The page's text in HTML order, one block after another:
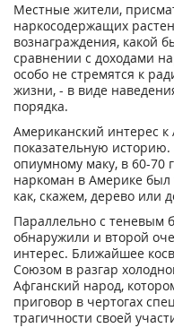
Местные жители,
наркосодержащих
вознаграждения, какой
сравнении с доходами
особо не стремятся к
жизни, - в виде
порядка.
Американский интерес к
показательную
опиумному маку, в 60-70
наркоман в Америке
как, скажем, дерево или
Параллельно с теневым
обнаружили и второй
интерес. Ближайшее
Союзом в разгар
Афганский народ,
приговор в чертогах
трагичности своей